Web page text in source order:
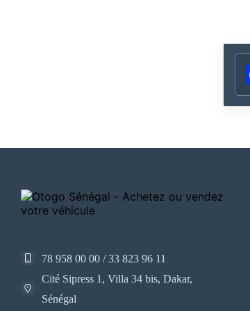
78 958 00 00 / 33 823 96 11
Cité Sipress 1, Villa 34 bis, Dakar,
Sénégal